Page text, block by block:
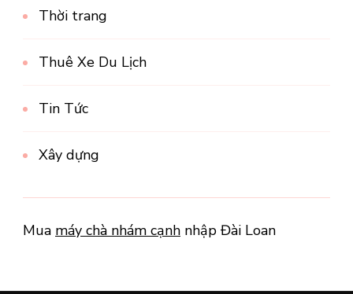
Thời trang
Thuê Xe Du Lịch
Tin Tức
Xây dựng
Mua máy chà nhám cạnh nhập Đài Loan